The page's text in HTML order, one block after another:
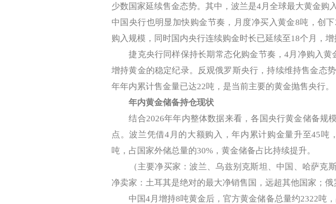
少数国家延续售金态势。其中，波兰是4月全球最大黄金购
中国央行也明显加快购金节奏，月度净买入黄金8吨，创
购入规模，同时国内央行连续购金时长已延续至18个月，增
捷克央行同样保持长期常态化购金节奏，4月净购入黄
增持黄金的稳定纪录。反观俄罗斯央行，持续维持售金态
年年内累计售金量已达22吨，是当前主要的黄金抛售央行。
年内黄金储备持仓现状
结合2026年年内整体数据来看，各国央行黄金储备规
点。波兰凭借4月的大额购入，年内累计购金量升至45吨
吨，占国家外储总量的30%，黄金储备占比持续提升。
（主要净买家：波兰、乌兹别克斯坦、中国、哈萨克
净卖家：土耳其是绝对的最大净销售国，远超其他国家；俄
中国4月增持8吨黄金后，官方黄金储备总量约2322吨，